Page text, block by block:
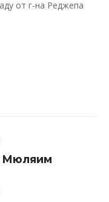
от г-на Реджепа
Мюляим